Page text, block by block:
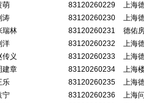
萌 83120260229
上海
涛 83120260230
上海
瑞林 83120260231
德佑
洋 83120260232
上海
传义 83120260233
上海
建章 83120260234
上海
乐 83120260235
上海
宁 83120260236
上海